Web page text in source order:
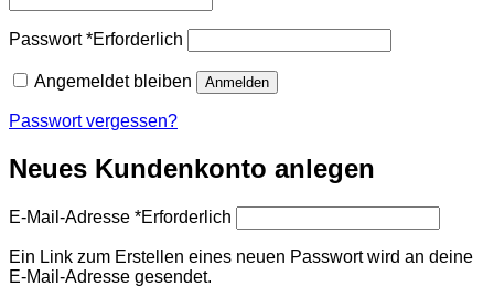
Passwort*Erforderlich
Angemeldet bleiben Anmelden
Passwort vergessen?
Neues Kundenkonto anlegen
E-Mail-Adresse *Erforderlich
Ein Link zum Erstellen eines neuen Passwort wird an deine
E-Mail-Adresse gesendet.